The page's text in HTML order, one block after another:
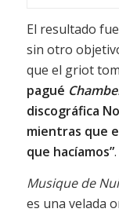
El resultado
sin otro
que el griot
pagué
discográfica
mientras que
que hacíamos”.
Musique de
es una velada